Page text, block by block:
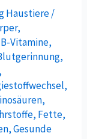
Haustiere/
,
B-Vitamine,
,
,
,
, Fette,
,Gesunde